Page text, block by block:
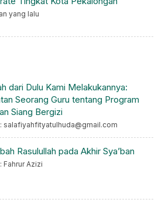
yang lalu
dari Dulu Kami Melakukannya:
Seorang Guru tentang Program
Siang Bergizi
salafiyahfityatulhuda@gmail.com
Rasulullah pada Akhir Sya’ban
Fahrur Azizi